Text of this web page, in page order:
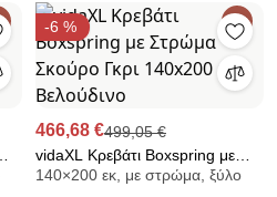
-6 %
466,68 €499,05 €
vidaXL Κρεβάτι Boxspring με
Στρώμα Σκούρο Γκρι 140x200
140×200 εκ, με στρώμα, ξύλο